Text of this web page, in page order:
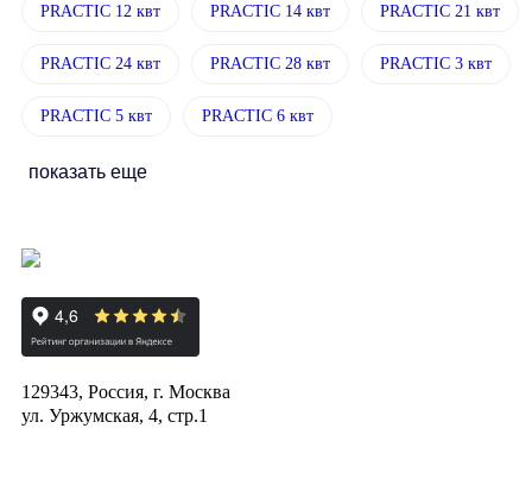
PRACTIC 12 квт PRACTIC 14 квт PRACTIC 21 квт
PRACTIC 24 квт PRACTIC 28 квт PRACTIC 3 квт
PRACTIC 5 квт PRACTIC 6 квт
показать еще
129343, Россия, г. Москва
ул. Уржумская, 4, стр.1